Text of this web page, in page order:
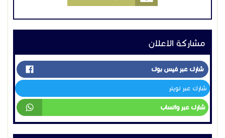
مشاركة الاعلان
شارك عبر فيس بوك
شارك عبر تويتر
شارك عبر واتساب